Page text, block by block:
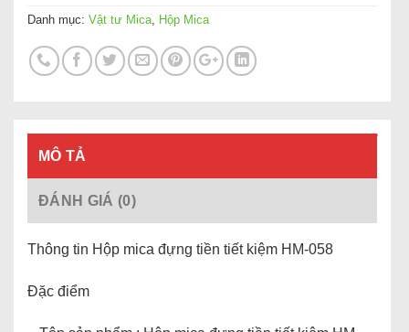
Danh mục: Vật tư Mica Hộp Mica
MÔ TẢ
ĐÁNH GIÁ (0)
Thông tin Hộp mica đựng tiền tiết kiệm HM-058
Đặc điểm